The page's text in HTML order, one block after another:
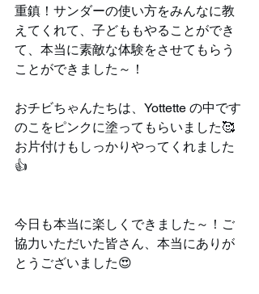
重鎮！サンダーの使い方をみんなに教
えてくれて、子どももやることができ
て、本当に素敵な体験をさせてもらう
ことができました～！
おチビちゃんたちは、Yottette の中です
のこをピンクに塗ってもらいました🥰
お片付けもしっかりやってくれました
👍
今日も本当に楽しくできました～！ご
協力いただいた皆さん、本当にありが
とうございました😍